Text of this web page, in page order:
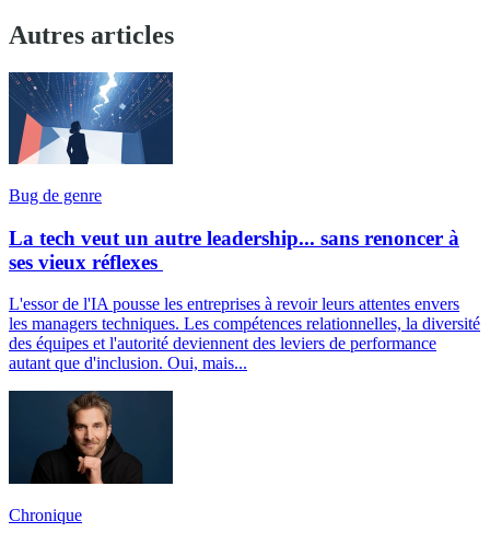
Autres articles
Bug de genre
La tech veut un autre leadership... sans renoncer à
ses vieux réflexes
L'essor de l'IA pousse les entreprises à revoir leurs attentes envers
les managers techniques. Les compétences relationnelles, la diversité
des équipes et l'autorité deviennent des leviers de performance
autant que d'inclusion. Oui, mais...
Chronique